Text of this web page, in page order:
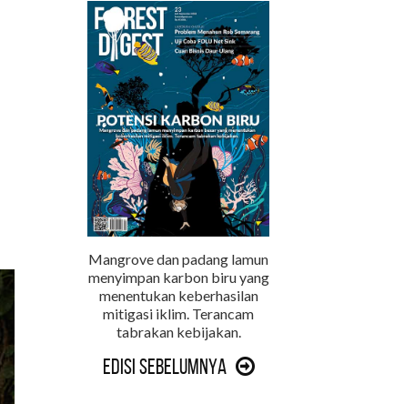
Mangrove dan padang lamun
menyimpan karbon biru yang
menentukan keberhasilan
mitigasi iklim. Terancam
tabrakan kebijakan.
Edisi Sebelumnya